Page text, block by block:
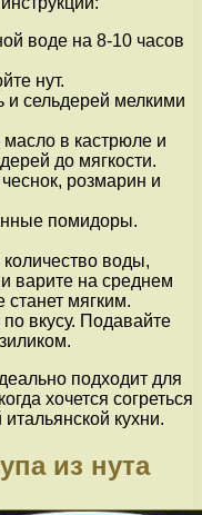
воде на 8-10 часов
нут.
и сельдерей мелкими
масло в кастрюле и
до мягкости.
розмарин и
помидоры.
воды,
варите на среднем
станет мягким.
вкусу. Подавайте
подходит для
хочется согреться
кухни.
из нута